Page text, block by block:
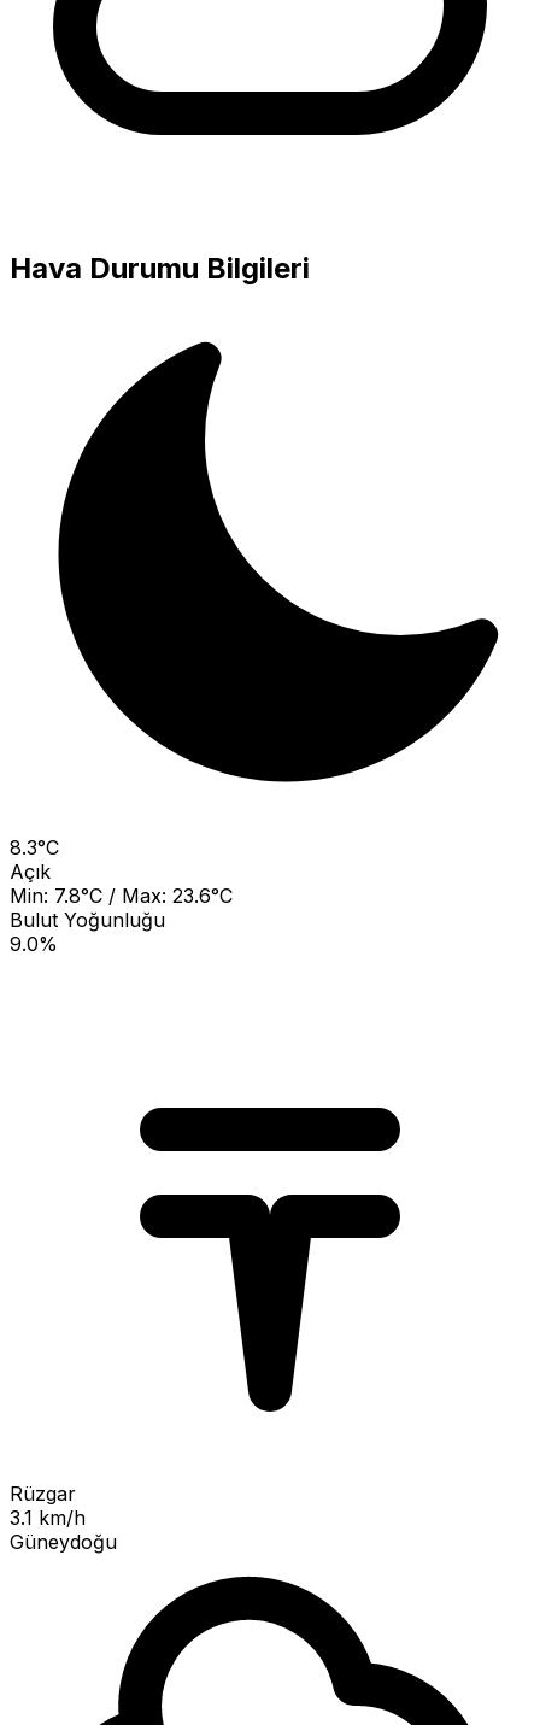
Hava Durumu Bilgileri
8.3°C
Açık
Min: 7.8°C / Max: 23.6°C
Bulut Yoğunluğu
9.0%
Rüzgar
3.1 km/h
Güneydoğu